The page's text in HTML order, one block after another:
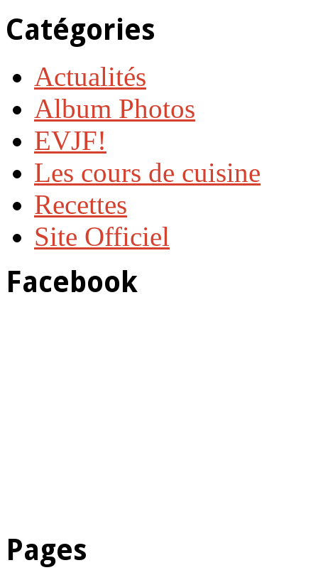
Catégories
Actualités
Album Photos
EVJF!
Les cours de cuisine
Recettes
Site Officiel
Facebook
Pages